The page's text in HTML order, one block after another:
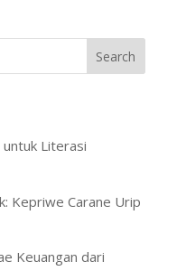
Search
Literasi
Kepriwe Carane Urip
Keuangan dari